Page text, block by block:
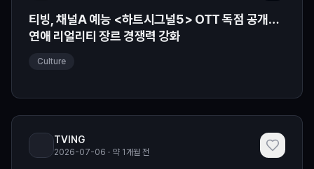
티빙, 채널A 예능 <하트시그널5> OTT 독점 공개…
연애 리얼리티 장르 경쟁력 강화
Culture
TVING
2026-07-06 · 약 1개월 전